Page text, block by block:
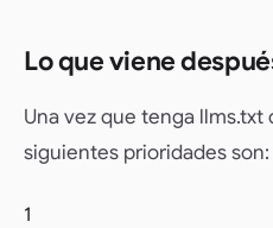
Lo que viene
Una vez que tenga llms.txt
siguientes prioridades son:
1